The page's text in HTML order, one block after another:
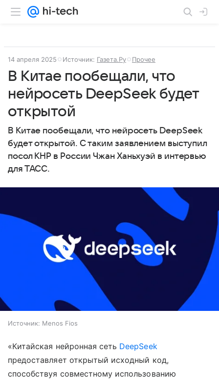
14 апреля 2025 Источник: Газета.Ру Прочее
В Китае пообещали, что
нейросеть DeepSeek будет
открытой
В Китае пообещали, что нейросеть DeepSeek
будет открытой. С таким заявлением выступил
посол КНР в России Чжан Ханьхуэй в интервью
для ТАСС.
Источник: Menos Fios
«Китайская нейронная сеть DeepSeek
предоставляет открытый исходный код,
способствуя совместному использованию